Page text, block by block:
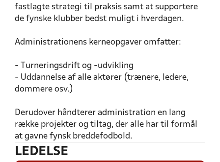
fastlagte strategi til praksis samt at supportere
de fynske klubber bedst muligt i hverdagen.
Administrationens kerneopgaver omfatter:
- Turneringsdrift og -udvikling
- Uddannelse af alle aktører (trænere, ledere,
dommere osv.)
Derudover håndterer administration en lang
række projekter og tiltag, der alle har til formål
at gavne fynsk breddefodbold.
LEDELSE